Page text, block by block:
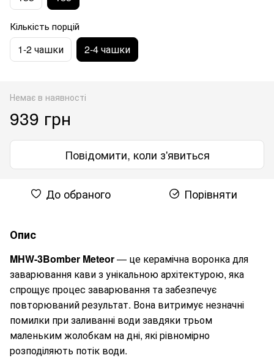
Кількість порцій
1-2 чашки 2-4 чашки
Немає в наявності
939 грн
Повідомити, коли з'явиться
До обраного Порівняти
Опис
MHW-3Bomber Meteor— це керамічна воронка для
заварювання кави з унікальною архітектурою, яка
спрощує процес заварювання та забезпечує
повторюваний результат. Вона витримує незначні
помилки при заливанні води завдяки трьом
маленьким жолобкам на дні, які рівномірно
розподіляють потік води.